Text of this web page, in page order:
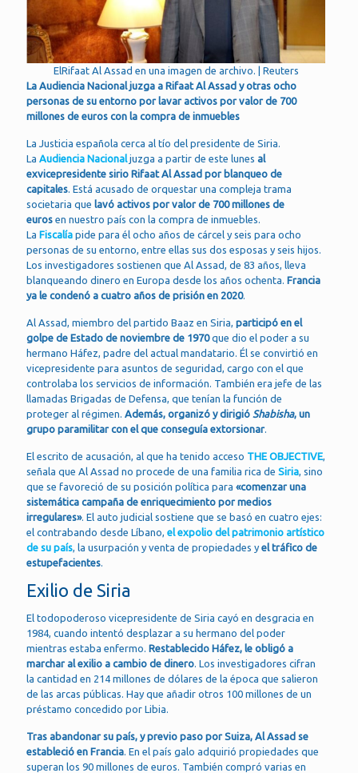
ElRifaat Al Assad en una imagen de archivo. | Reuters
La Audiencia Nacional juzga a Rifaat Al Assad y otras ocho
personas de su entorno por lavar activos por valor de 700
millones de euros con la compra de inmuebles
La Justicia española cerca al tío del presidente de Siria.
La Audiencia Nacionaljuzga a partir de este lunes al
exvicepresidente sirio Rifaat Al Assad por blanqueo de
capitales. Está acusado de orquestar una compleja trama
societaria que lavó activos por valor de 700 millones de
euros en nuestro país con la compra de inmuebles.
La Fiscalía pide para él ocho años de cárcel y seis para ocho
personas de su entorno, entre ellas sus dos esposas y seis hijos.
Los investigadores sostienen que Al Assad, de 83 años, lleva
blanqueando dinero en Europa desde los años ochenta. Francia
ya le condenó a cuatro años de prisión en 2020.
Al Assad, miembro del partido Baaz en Siria, participó en el
golpe de Estado de noviembre de 1970que dio el poder a su
hermano Háfez, padre del actual mandatario. Él se convirtió en
vicepresidente para asuntos de seguridad, cargo con el que
controlaba los servicios de información. También era jefe de las
llamadas Brigadas de Defensa, que tenían la función de
proteger al régimen. Además, organizó y dirigió Shabisha, un
grupo paramilitar con el que conseguía extorsionar.
El escrito de acusación, al que ha tenido acceso THE OBJECTIVE,
señala que Al Assad no procede de una familia rica de Siria, sino
que se favoreció de su posición política para «comenzar una
sistemática campaña de enriquecimiento por medios
irregulares». El auto judicial sostiene que se basó en cuatro ejes:
el contrabando desde Líbano, el expolio del patrimonio artístico
de su país, la usurpación y venta de propiedades y el tráfico de
estupefacientes.
Exilio de Siria
El todopoderoso vicepresidente de Siria cayó en desgracia en
1984, cuando intentó desplazar a su hermano del poder
mientras estaba enfermo. Restablecido Háfez, le obligó a
marchar al exilio a cambio de dinero. Los investigadores cifran
la cantidad en 214 millones de dólares de la época que salieron
de las arcas públicas. Hay que añadir otros 100 millones de un
préstamo concedido por Libia.
Tras abandonar su país, y previo paso por Suiza, Al Assad se
estableció en Francia. En el país galo adquirió propiedades que
superan los 90 millones de euros. También compró varias en